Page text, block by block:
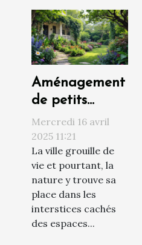
Aménagement
de petits
jardins secrets
pour espaces
urbains
optimisation
d'espace et
choix de
plantes
Mercredi 16 avril
2025 11:21
La ville grouille de
vie et pourtant, la
nature y trouve sa
place dans les
interstices cachés
des espaces...